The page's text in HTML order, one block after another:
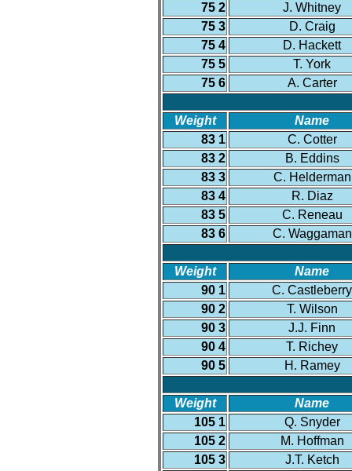
75 2
J. Whitney
75 3
D. Craig
75 4
D. Hackett
75 5
T. York
75 6
A. Carter
Weight
Name
83 1
C. Cotter
83 2
B. Eddins
83 3
C. Helderman
83 4
R. Diaz
83 5
C. Reneau
83 6
C. Waggaman
Weight
Name
90 1
C. Castleberry
90 2
T. Wilson
90 3
J.J. Finn
90 4
T. Richey
90 5
H. Ramey
Weight
Name
105 1
Q. Snyder
105 2
M. Hoffman
105 3
J.T. Ketch